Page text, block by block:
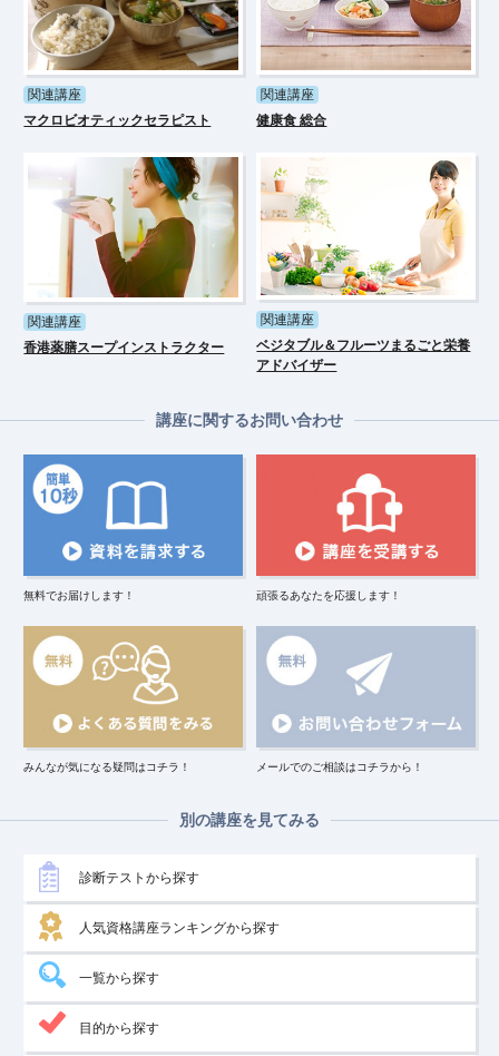
関連講座
マクロビオティックセラピスト
関連講座
健康食 総合
関連講座
香港薬膳スープインストラクター
関連講座
ベジタブル＆フルーツまるごと栄養
アドバイザー
講座に関するお問い合わせ
無料でお届けします！ 頑張るあなたを応援します！
みんなが気になる疑問はコチラ！ メールでのご相談はコチラから！
別の講座を見てみる
診断テストから探す
人気資格講座ランキングから探す
一覧から探す
目的から探す